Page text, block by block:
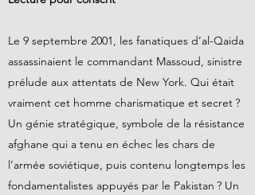
Le 9 septembre 2001, les fanatiques d’al-Qaida
assassinaient le commandant Massoud, sinistre
prélude aux attentats de New York. Qui était
vraiment cet homme charismatique et secret ?
Un génie stratégique, symbole de la résistance
afghane qui a tenu en échec les chars de
l’armée soviétique, puis contenu longtemps les
fondamentalistes appuyés par le Pakistan ? Un